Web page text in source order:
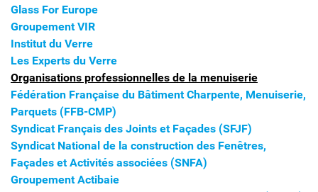
Glass For Europe
Groupement VIR
Institut du Verre
Les Experts du Verre
Organisations professionnelles de la menuiserie
Fédération Française du Bâtiment Charpente, Menuiserie,
Parquets (FFB-CMP)
Syndicat Français des Joints et Façades (SFJF)
Syndicat National de la construction des Fenêtres,
Façades et Activités associées (SNFA)
Groupement Actibaie